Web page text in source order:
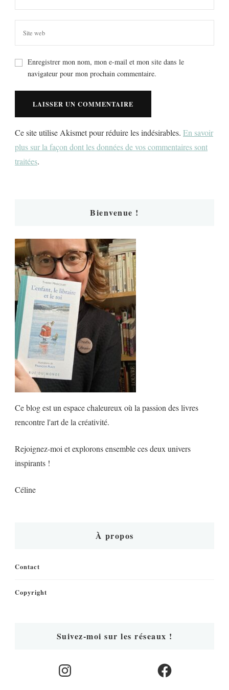
Enregistrer mon nom, mon e-mail et mon site dans le
navigateur pour mon prochain commentaire.
Ce site utilise Akismet pour réduire les indésirables. En savoir
plus sur la façon dont les données de vos commentaires sont
traitées.
Bienvenue !
Ce blog est un espace chaleureux où la passion des livres
rencontre l'art de la créativité.
Rejoignez-moi et explorons ensemble ces deux univers
inspirants !
Céline
À propos
Contact
Copyright
Suivez-moi sur les réseaux !
Instagram Facebook